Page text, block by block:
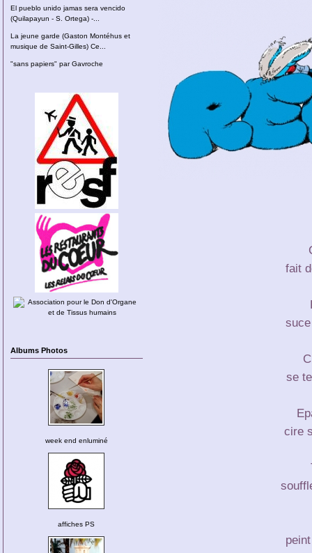
El pueblo unido jamas sera vencido
(Quilapayun - S. Ortega) -...
La jeune garde (Gaston Montéhus et
musique de Saint-Gilles) Ce...
"sans papiers" par Gavroche
Albums Photos
week end enluminé
affiches PS
fait
se
cire